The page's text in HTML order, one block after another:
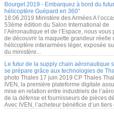
Bourget 2019 - Embarquez à bord du futur
hélicoptère Guépard en 360°
18.06.2019 Ministère des Armées A
53ème édition du Salon International de
l’Aéronautique et de l’Espace, nous vous
de découvrir la maquette grandeur réelle
hélicoptère interarmées léger, exposée
du ministère...
Le futur de la supply chain aéronautique
se prépare grâce aux technologies de
photo Thales 17 juin 2019 CP Thales
IVEN, la première plateforme digitale
mise en relation entre industriels de
de la défense et fournisseurs de pièces
Avec IVEN, l’acheteur bénéficie d’un tiers